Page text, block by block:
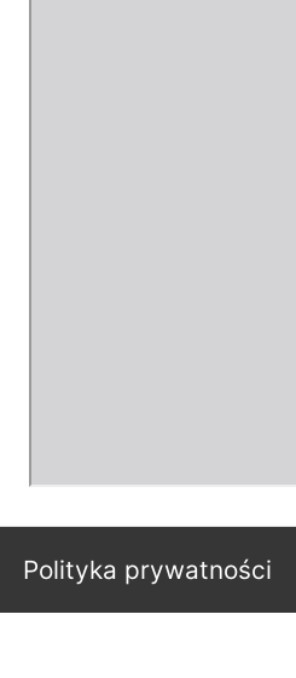
Polityka prywatności